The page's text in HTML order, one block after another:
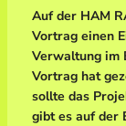
Auf der HAM
Vortrag einen
Verwaltung im
Vortrag hat
sollte das
gibt es auf der